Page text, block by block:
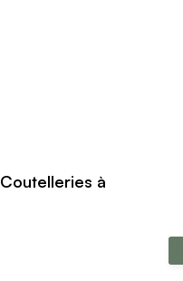
Coutelleries à